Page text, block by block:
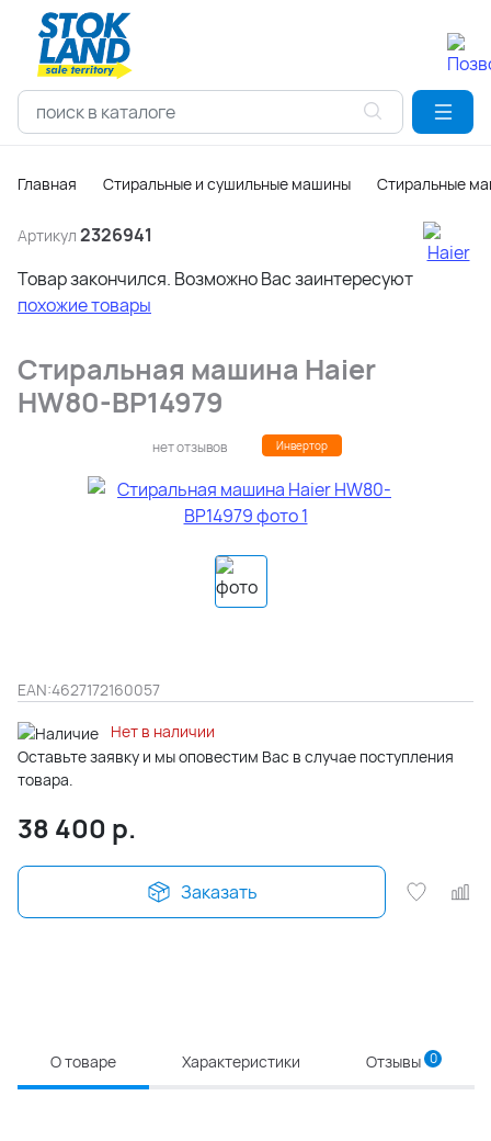
Главная Стиральные и сушильные машины Стиральные
Артикул 2326941
Товар закончился. Возможно Вас заинтересуют
похожие товары
Стиральная машина Haier
HW80-BP14979
нет отзывов Инвертор
EAN:4627172160057
Нет в наличии
Оставьте заявку и мы оповестим Вас в случае поступления
товара.
38 400 р.
Заказать
О товаре Характеристики Отзывы 0